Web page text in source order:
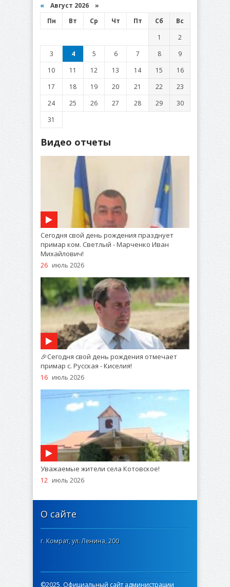
« Август 2026 »
Пн
Вт Ср Чт Пт Сб
Вс
1
2
3
4 5 6 7 8
9
10
11 12 13 14 15
16
17
18 19 20 21 22
23
24
25 26 27 28 29
30
31
Видео отчеты
Сегодня свой день рождения празднует
примар ком. Светлый - Марченко Иван
Михайлович!
26 июль 2026
🎉Сегодня свой день рождения отмечает
примар с. Русская - Киселия!
16 июль 2026
Уважаемые жители села Котовское!
12 июль 2026
О сайте
г. Комрат, ул. Ленина, 200
©2025, Официальный сайт администрации